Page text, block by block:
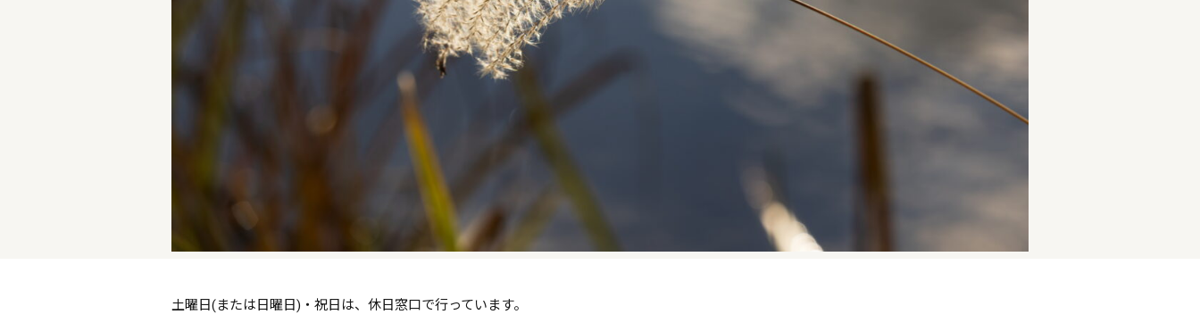
土曜日(または日曜日)・祝日は、休日窓口で行っています。